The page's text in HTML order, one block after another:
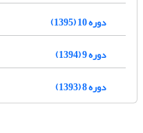
دوره 10 (1395)
دوره 9 (1394)
دوره 8 (1393)